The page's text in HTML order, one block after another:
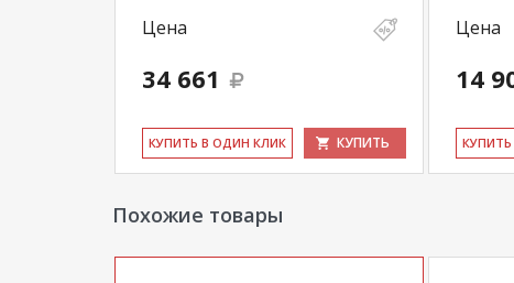
Цена
34 661
КУ­ПИТЬ В ОДИН КЛИК КУПИТЬ
Цена
14
Похожие товары